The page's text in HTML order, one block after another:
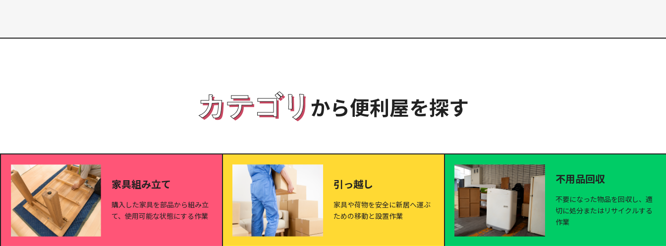
カテゴリから便利屋を探す
家具組み立て
購入した家具を部品から組み立
て、使用可能な状態にする作業
引っ越し
家具や荷物を安全に新居へ運ぶ
ための移動と設置作業
不用品回収
不要になった物品を回収し、適
切に処分またはリサイクルする
作業